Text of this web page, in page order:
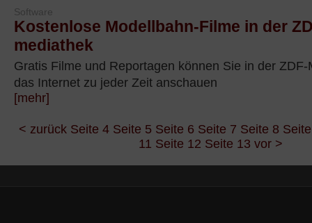
Software
Kostenlose Modellbahn-Filme in der
mediathek
Gratis Filme und Reportagen können Sie in der
das Internet zu jeder Zeit anschauen
[mehr]
< zurück Seite 4 Seite 5 Seite 6 Seite 7 Seite 8
11 Seite 12 Seite 13 vor >